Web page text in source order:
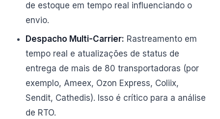
de estoque em tempo real influenciando o
envio.
Despacho Multi-Carrier: Rastreamento em
tempo real e atualizações de status de
entrega de mais de 80 transportadoras (por
exemplo, Ameex, Ozon Express, Coliix,
Sendit, Cathedis). Isso é crítico para a análise
de RTO.